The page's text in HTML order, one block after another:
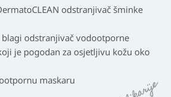
odstranjivač šminke
odstranjivač vodootporne
je pogodan za osjetljivu kožu oko
maskaru